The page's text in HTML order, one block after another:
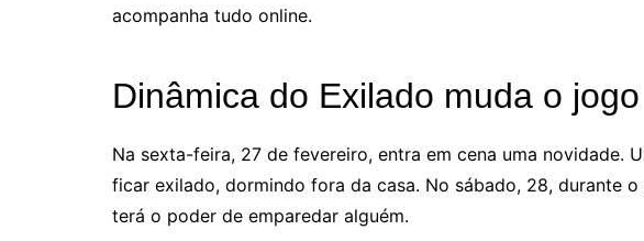
acompanha tudo online.
Dinâmica do Exilado muda o jogo
Na sexta-feira, 27 de fevereiro, entra em cena uma novidade.
ficar exilado, dormindo fora da casa. No sábado, 28, durante
terá o poder de emparedar alguém.